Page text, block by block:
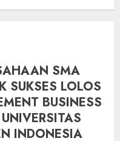
SMA
SUKSES LOLOS
BUSINESS
INDONESIA